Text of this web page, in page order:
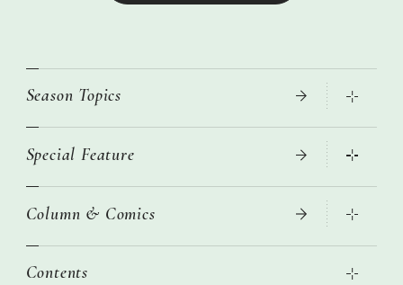
Season Topics
大人のリュック探し 2026SS
この春ほしい大人のスニーカー 2026春夏
本当に使える「旅道具」
Special Feature
2026年春夏 トレンドファッションニュース
女子旅おすすめスポット 暮らすように心地いいリンネル旅ガイ
Column & Comics
ぐれいさん
Contents